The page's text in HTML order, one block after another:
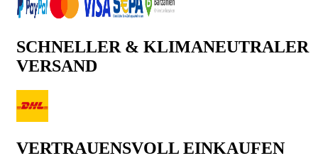
SCHNELLER & KLIMANEUTRALER
VERSAND
VERTRAUENSVOLL EINKAUFEN